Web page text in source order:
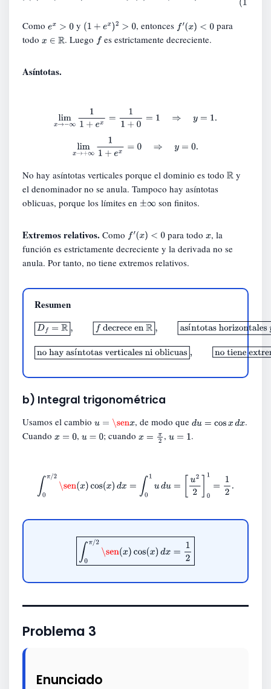
Como ex >0 y (1+ex)2>0 , entonces f′(x)< 0
para
todo x ∈R . Luego fes estrictamente decreciente.
Asíntotas.
limx→− ∞1 1+ex=11+0 ⇒y 1.
limx→+∞ 11 +e =0⇒ =0.
No hay asíntotas verticales porque el dominio es todo R y
el denominador no se anula. Tampoco hay asíntotas
oblicuas, porque los límites en ±∞ son finitos.
Extremos relativos. Como f′(x)< 0 para todox, la
función es estrictamente decreciente y la derivada no se
anula. Por tanto, no tiene extremos relativos.
Resumen
í
R, fdecrece enR
asíntotas
í
no hay asíntotas verticales ni oblicuas , no tiene
b) Integral trigonométrica
Usamos el cambio u=\senx , de modo que du=cosxdx
.
Cuando x =0 , u=0 ; cuandox =π 2 ,u=1 .
∫0 \sen cos( x) 01u u= ]01 12
∫0π/ \sen ( )
Problema 3
Enunciado